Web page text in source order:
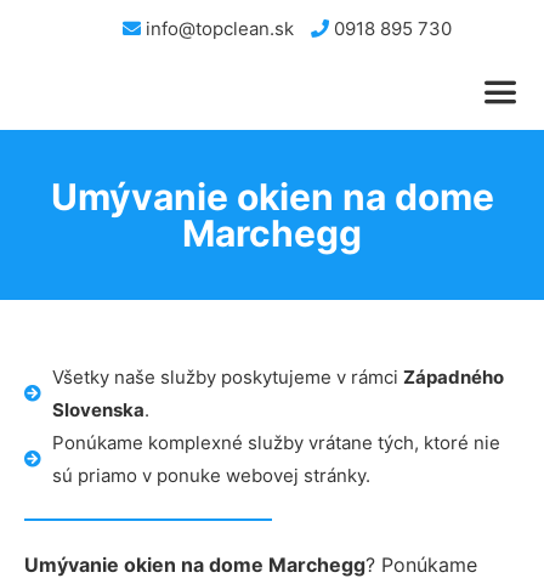
info@topclean.sk 0918 895 730
Umývanie okien na dome
Marchegg
Všetky naše služby poskytujeme v rámci Západného
Slovenska.
Ponúkame komplexné služby vrátane tých, ktoré nie
sú priamo v ponuke webovej stránky.
Umývanie okien na dome Marchegg? Ponúkame